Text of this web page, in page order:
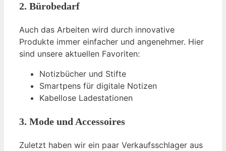
2. Bürobedarf
Auch das Arbeiten wird durch innovative
Produkte immer einfacher und angenehmer. Hier
sind unsere aktuellen Favoriten:
Notizbücher und Stifte
Smartpens für digitale Notizen
Kabellose Ladestationen
3. Mode und Accessoires
Zuletzt haben wir ein paar Verkaufsschlager aus